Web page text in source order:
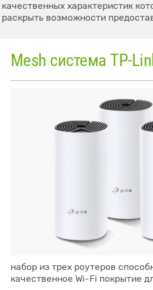
качественных характеристик
раскрыть возможности
набор из трех роутеров
качественное Wi-Fi покрытие